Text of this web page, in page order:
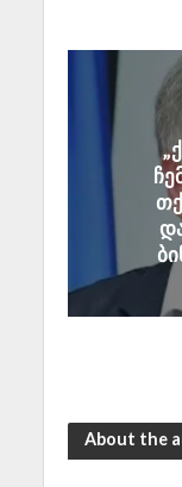
About the